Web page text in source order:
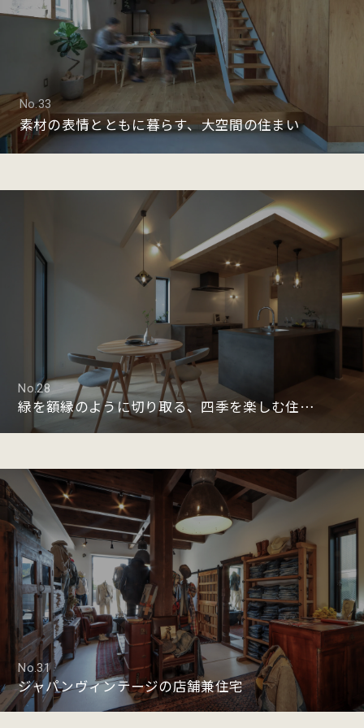
No.33
素材の表情とともに暮らす、大空間の住まい
No.28
緑を額縁のように切り取る、四季を楽しむ住まい
No.31
ジャパンヴィンテージの店舗兼住宅